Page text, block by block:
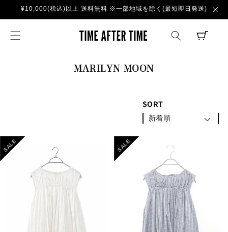
ンツに
進む
¥10,000(税込)以上 送料無料 ※一部地域を除く(最短即日発送)
TIME AFTER
CART
コ
MARILYN MOON
SORT
新着順
SALE SALE